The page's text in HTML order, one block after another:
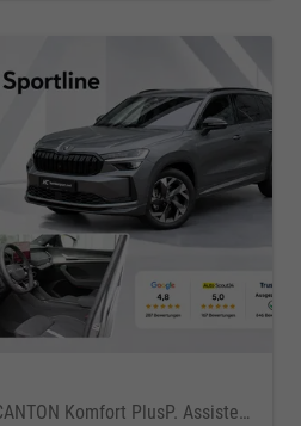
Sportline 4x4 AHK Nav CANTON Komfort PlusP. AssistenzP